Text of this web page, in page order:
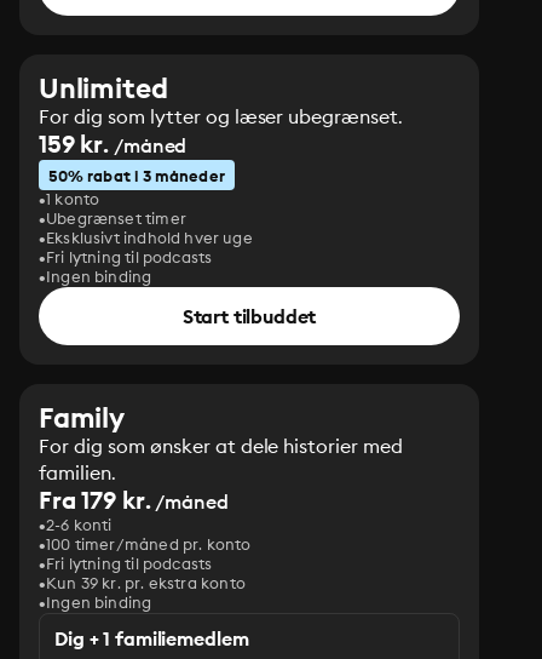
Unlimited
For dig som lytter og læser ubegrænset.
159 kr. /måned
50% rabat i 3 måneder
1 konto
Ubegrænset timer
Eksklusivt indhold hver uge
Fri lytning til podcasts
Ingen binding
Start tilbuddet
Family
For dig som ønsker at dele historier med
familien.
Fra 179 kr./måned
2-6 konti
100 timer/måned pr. konto
Fri lytning til podcasts
Kun 39 kr. pr. ekstra konto
Ingen binding
Dig + 1 familiemedlem